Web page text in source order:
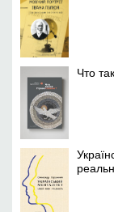
Что